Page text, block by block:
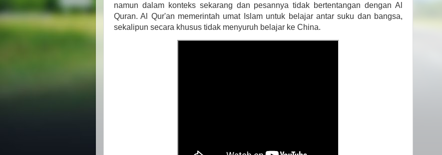
namun dalam konteks sekarang dan pesannya tidak bertentangan dengan Al
Quran. Al Qur'an memerintah umat Islam untuk belajar antar suku dan bangsa,
sekalipun secara khusus tidak menyuruh belajar ke China.